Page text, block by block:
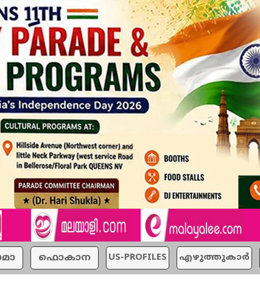
ഫൊകാന US-PROFILES എഴുത്തുകാര്‍